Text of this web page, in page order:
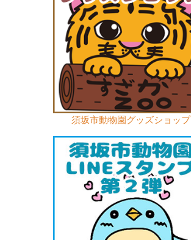
須坂市動物園グッズショップ